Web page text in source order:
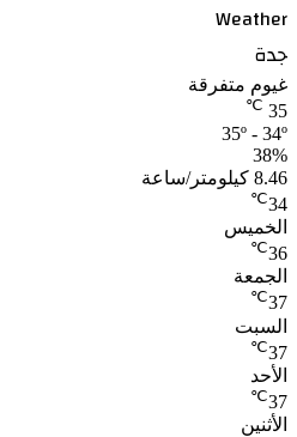
Weather
جدة
غيوم متفرقة
35
℃
35º - 34º
38%
8.46 كيلومتر/ساعة
34
℃
الخميس
36
℃
الجمعة
37
℃
السبت
37
℃
الأحد
37
℃
الأثنين